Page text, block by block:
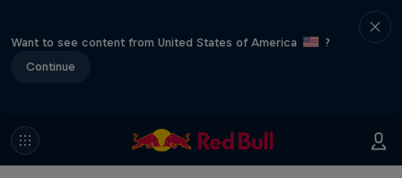
Want to see content from United States of America
?
Continue
Wings for Life World Run: Entre
bastidores